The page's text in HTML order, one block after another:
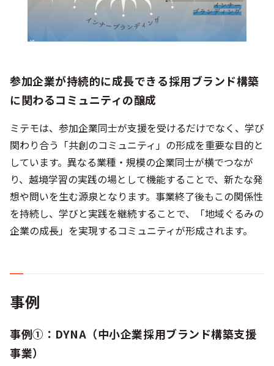
参加企業が持続的に成長できる採用ブランド構築
に関わるコミュニティの醸成
ミテモは、参加企業同士が支援を受けるだけでなく、学び
関わり合う「共創のコミュニティ」の形成を重要な目的と
しています。異なる業種・規模の企業同士が横でつなが
り、越境学習の実践の場として機能することで、新たな発
想や問いを生む源泉となります。事業終了後もこの関係性
を持続し、学びと実践を継続することで、「地域ぐるみの
企業の成長」を実現するコミュニティが形成されます。
事例
事例①：DYNA（中小企業採用ブランド構築支援
事業）